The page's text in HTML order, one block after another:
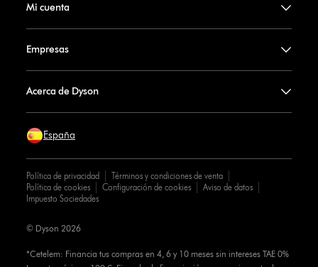
Mi cuenta
Empresas
Acerca de Dyson
España
Política de privacidad
Términos y condiciones de venta
Política de cookies
Configuración de cookies
Aviso de datos
Impuesto Sociedades
*Cetelem: Financia tus compras en 4, 6 y 10 meses sin intereses TAE 0%
© Dyson 2026